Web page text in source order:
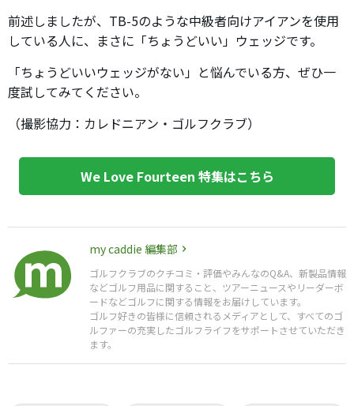
前述しましたが、TB-5のような中級者向けアイアンを使用
している人に、まさに「ちょうどいい」ウェッジです。
「ちょうどいいウェッジがない」と悩んでいる方、ぜひ一
度試してみてください。
（撮影協力：カレドニアン・ゴルフクラブ）
We Love Fourteen 特集はこちら
my caddie 編集部
ゴルフクラブのクチコミ・評価やみんなのQ&A、新製品情報
などゴルフ用品に関すること、ツアーニュースやリーダーボ
ードなどゴルフに関する情報をお届けしています。
ゴルフ好きの皆様に信頼されるメディアとして、すべてのゴ
ルファーの充実したゴルフライフをサポートさせていただき
ます。